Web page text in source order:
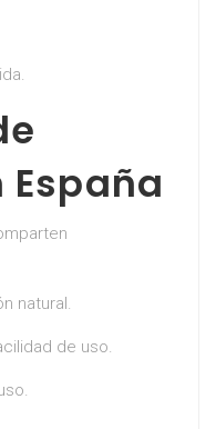
natural.
de uso.